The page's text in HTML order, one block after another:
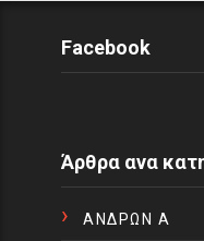
Facebook
Άρθρα ανα
ΑΝΔΡΩΝ Α